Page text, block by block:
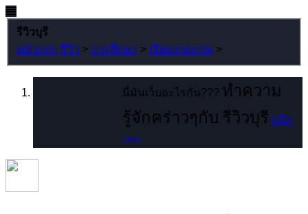
รีวิวบุรี
หน้าแรก รีวิว > การศึกษา > เรียนวาดภาพ >
นี่มันเว็บอะไรกัน??? ทำความ
รู้จักคร่าวๆกับ รีวิวบุรี คลิก
เลย